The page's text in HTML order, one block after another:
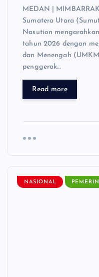
MEDAN |
Sumatera Utara
Nasution
tahun 2026 dengan
dan Menengah
penggerak…
Read more
NASIONAL